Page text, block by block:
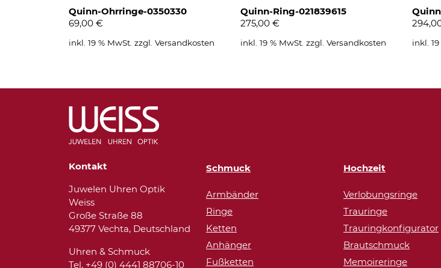
Quinn-Ohrringe-0350330
69,00 €
inkl. 19 % MwSt. zzgl. Versandkosten
Quinn-Ring-021839615
275,00 €
inkl. 19 % MwSt. zzgl. Versandkosten inkl.
Kontakt
Juwelen Uhren Optik
Weiss
Große Straße 88
49377 Vechta, Deutschland
Uhren & Schmuck
Tel. +49 (0) 4441 88706-10
Schmuck
Armbänder
Ringe
Ketten
Anhänger
Fußketten
Hochzeit
Verlobungsringe
Trauringe
Trauringkonfigurator
Brautschmuck
Memoireringe